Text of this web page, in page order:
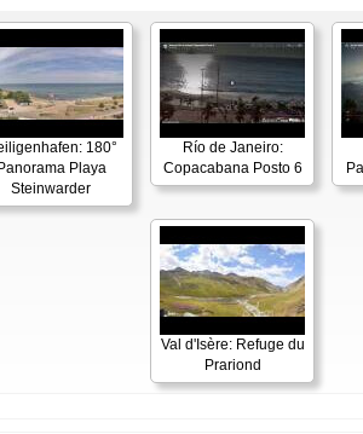
180°
Playa
Steinwarder
Río de Janeiro:
Copacabana Posto 6
Val d'Isère: Refuge du
Prariond